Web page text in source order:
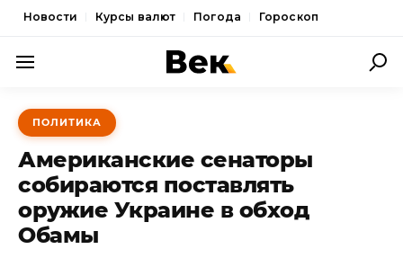
Новости Курсы валют Погода Гороскоп
ПОЛИТИКА
ЭКОНОМИКА
ОБЩЕСТВО
СПОРТ
КУЛЬТУРА
ПОЛИТИКА
Американские сенаторы
собираются поставлять
оружие Украине в обход
Обамы